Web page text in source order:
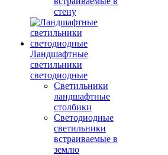
стену
Ландшафтные
светильники
светодиодные
Светильники
ландшафтные
столбики
Светодиодные
светильники
встраиваемые в
землю